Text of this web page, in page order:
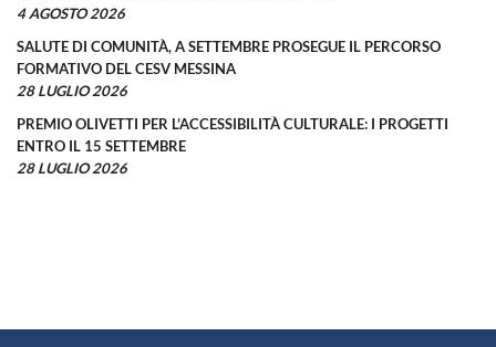
4 AGOSTO 2026
SALUTE DI COMUNITÀ, A SETTEMBRE PROSEGUE IL PERCORSO
FORMATIVO DEL CESV MESSINA
28 LUGLIO 2026
PREMIO OLIVETTI PER L’ACCESSIBILITÀ CULTURALE: I PROGETTI
ENTRO IL 15 SETTEMBRE
28 LUGLIO 2026